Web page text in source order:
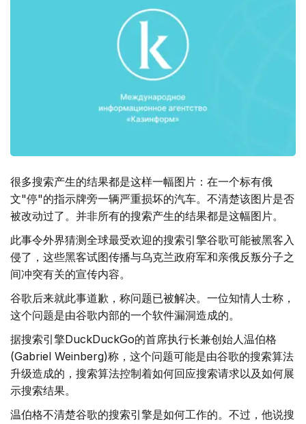
很多搜索产生的结果都是这样一幅图片：在一个标有俄
文"停"的指示牌旁一辆严重损坏的汽车。不清楚该图片是否
被改动过了。并非所有的搜索产生的结果都是这幅图片。
此事令外界猜测全球最受欢迎的搜索引擎谷歌可能被黑客入
侵了，这些黑客试图传播与乌克兰政府军和亲俄反叛分子之
间冲突有关的宣传内容。
谷歌后来就此事道歉，称问题已被解决。一位知情人士称，
这个问题是由谷歌内部的一个软件漏洞造成的。
据搜索引擎DuckDuckGo的首席执行长兼创始人温伯格
(Gabriel Weinberg)称，这个问题可能是由谷歌的搜索算法
升级造成的，搜索算法控制着如何回应搜索请求以及如何展
示搜索结果。
温伯格不清楚谷歌的搜索引擎是如何工作的。不过，他说搜